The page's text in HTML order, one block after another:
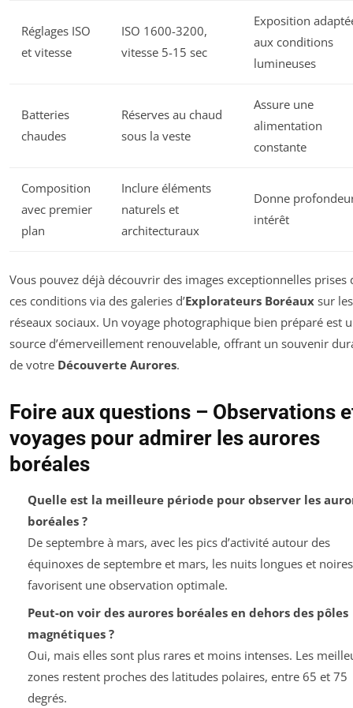
Réglages ISO
et vitesse
ISO 1600-3200,
vitesse 5-15 sec
Exposition
aux conditions
lumineuses
Batteries
chaudes
Réserves au chaud
sous la veste
Assure une
alimentation
constante
Composition
avec premier
plan
Inclure éléments
naturels et
architecturaux
Donne
intérêt
Vous pouvez déjà découvrir des images exceptionnelles prises
ces conditions via des galeries d’Explorateurs Boréaux sur les
réseaux sociaux. Un voyage photographique bien préparé est
source d’émerveillement renouvelable, offrant un souvenir
de votre Découverte Aurores.
Foire aux questions – Observations
voyages pour admirer les aurores
boréales
Quelle est la meilleure période pour observer les
boréales ?
De septembre à mars, avec les pics d’activité autour des
équinoxes de septembre et mars, les nuits longues et noires
favorisent une observation optimale.
Peut-on voir des aurores boréales en dehors des pôles
magnétiques ?
Oui, mais elles sont plus rares et moins intenses. Les
zones restent proches des latitudes polaires, entre 65 et 75
degrés.